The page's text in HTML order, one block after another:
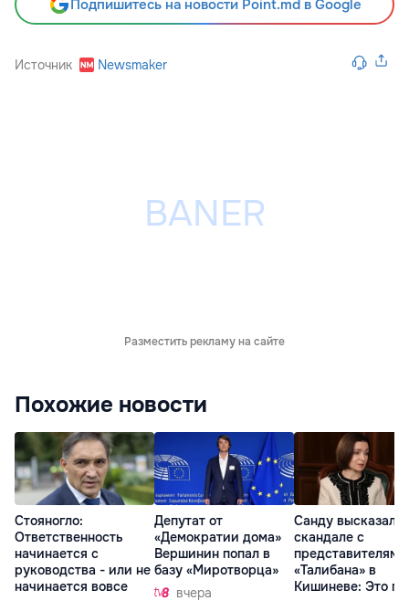
Подпишитесь на новости Point.md в Google
Источник Newsmaker
Разместить рекламу на сайте
Похожие новости
Стояногло:
Ответственность
начинается с
руководства - или не
начинается вовсе
Депутат от
«Демократии дома»
Вершинин попал в
базу «Миротворца»
вчера
Санду
скандале с
представителями
«Талибана» в
Кишиневе: Это